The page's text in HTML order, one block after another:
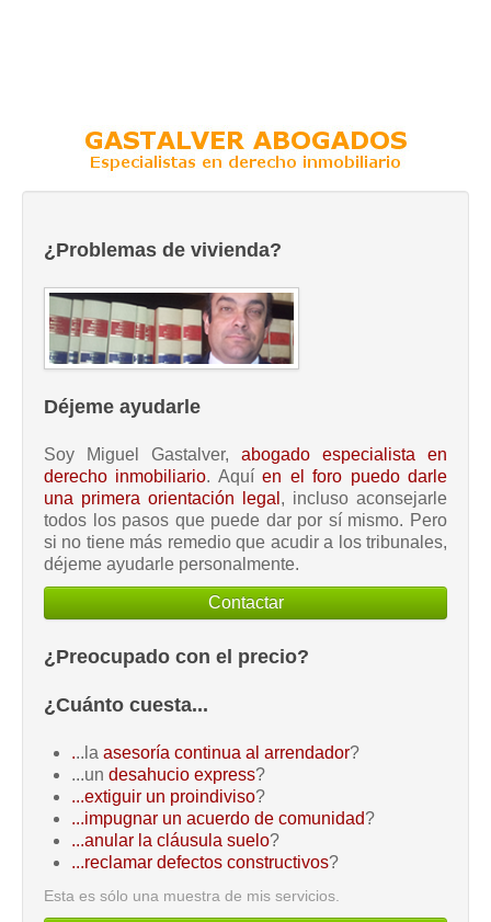
¿Problemas de vivienda?
Déjeme ayudarle
Soy Miguel Gastalver, abogado especialista en
derecho inmobiliario. Aquíen el foro puedo darle
una primera orientación legal , incluso aconsejarle
todos los pasos que puede dar por sí mismo. Pero
si no tiene más remedio que acudir a los tribunales,
déjeme ayudarle personalmente.
Contactar
¿Preocupado con el precio?
¿Cuánto cuesta...
...la asesoría continua al arrendador?
...un desahucio express?
...extiguir un proindiviso?
...impugnar un acuerdo de comunidad?
...anular la cláusula suelo?
...reclamar defectos constructivos?
Esta es sólo una muestra de mis servicios.